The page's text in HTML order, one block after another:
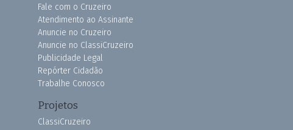
Fale com o Cruzeiro
Atendimento ao Assinante
Anuncie no Cruzeiro
Anuncie no ClassiCruzeiro
Publicidade Legal
Repórter Cidadão
Trabalhe Conosco
Projetos
ClassiCruzeiro